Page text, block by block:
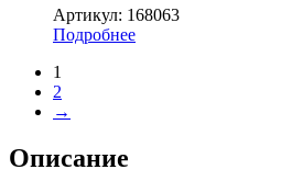
Артикул: 168063
Подробнее
1
2
→
Описание